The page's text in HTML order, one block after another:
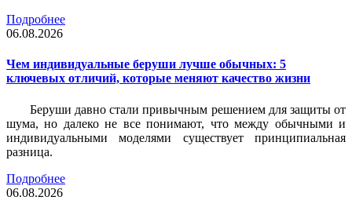
Подробнее
06.08.2026
Чем индивидуальные беруши лучше обычных: 5
ключевых отличий, которые меняют качество жизни
Беруши давно стали привычным решением для защиты от
шума, но далеко не все понимают, что между обычными и
индивидуальными моделями существует принципиальная
разница.
Подробнее
06.08.2026